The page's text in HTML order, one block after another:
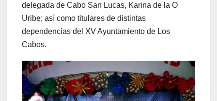
delegada de Cabo San Lucas, Karina de la O
Uribe; así como titulares de distintas
dependencias del XV Ayuntamiento de Los
Cabos.